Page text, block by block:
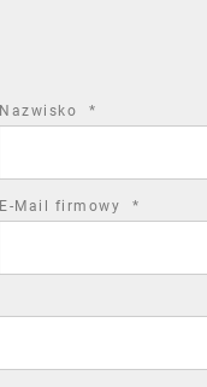
Nazwisko *
E-Mail firmowy *